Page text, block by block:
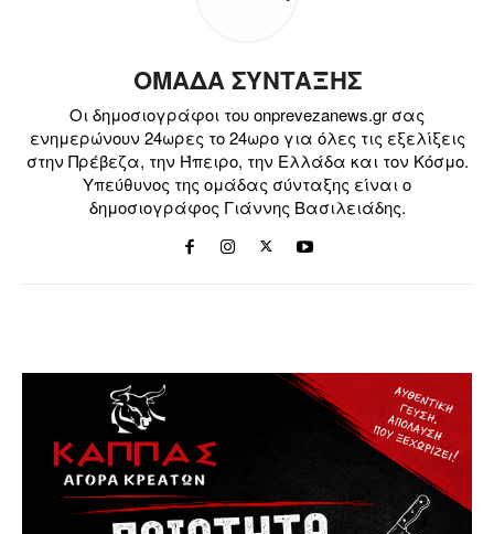
ΟΜΑΔΑ ΣΥΝΤΑΞΗΣ
Οι δημοσιογράφοι του onprevezanews.gr σας
ενημερώνουν 24ωρες το 24ωρο για όλες τις εξελίξεις
στην Πρέβεζα, την Ήπειρο, την Ελλάδα και τον Κόσμο.
Υπεύθυνος της ομάδας σύνταξης είναι ο
δημοσιογράφος Γιάννης Βασιλειάδης.